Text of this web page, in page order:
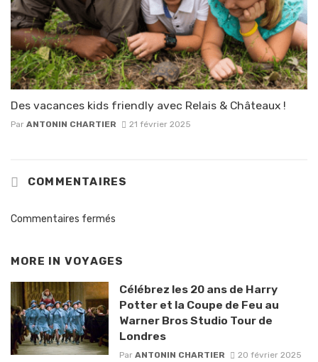
Des vacances kids friendly avec Relais & Châteaux !
Par ANTONIN CHARTIER 21 février 2025
COMMENTAIRES
Commentaires fermés
MORE IN VOYAGES
Célébrez les 20 ans de Harry
Potter et la Coupe de Feu au
Warner Bros Studio Tour de
Londres
Par ANTONIN CHARTIER 20 février 2025